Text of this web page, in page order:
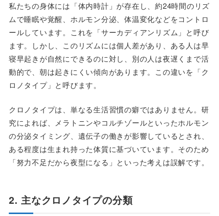
私たちの身体には「体内時計」が存在し、約24時間のリズ
ムで睡眠や覚醒、ホルモン分泌、体温変化などをコントロ
ールしています。これを「サーカディアンリズム」と呼び
ます。しかし、このリズムには個人差があり、ある人は早
寝早起きが自然にできるのに対し、別の人は夜遅くまで活
動的で、朝は起きにくい傾向があります。この違いを「ク
ロノタイプ」と呼びます。
クロノタイプは、単なる生活習慣の癖ではありません。研
究によれば、メラトニンやコルチゾールといったホルモン
の分泌タイミング、遺伝子の働きが影響しているとされ、
ある程度は生まれ持った体質に基づいています。そのため
「努力不足だから夜型になる」といった考えは誤解です。
2. 主なクロノタイプの分類